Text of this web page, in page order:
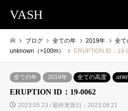
VASH
ブログ 全ての年 2019年
全て
unknown（>100m）
ERUPTION ID：19-
全ての年 2019年 全ての高度
ERUPTION ID：19-0062
2023.05.23 / 最終更新日：2023.08.21